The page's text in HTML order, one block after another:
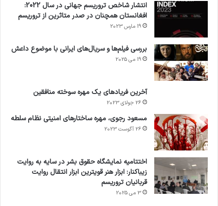
انتشار شاخص تروریسم جهانی در سال 2022:
افغانستان همچنان در صدر متاثرین از تروریسم
19 مارس 2023
بررسی فیلم‌ها و سریال‌های ایرانی با موضوع داعش
19 می 2025
آخرین فریادهای یک مهره سوخته منافقین
26 جولای 2023
مسعود رجوی، مهره ساختارهای امنیتی نظام سلطه
26 آگوست 2023
اختتامیه نمایشگاه حقوق بشر در سایه به روایت
زیباکنار: ابزار هنر قویترین ابزار انتقال روایت
قربانیان تروریسم
3 می 2025